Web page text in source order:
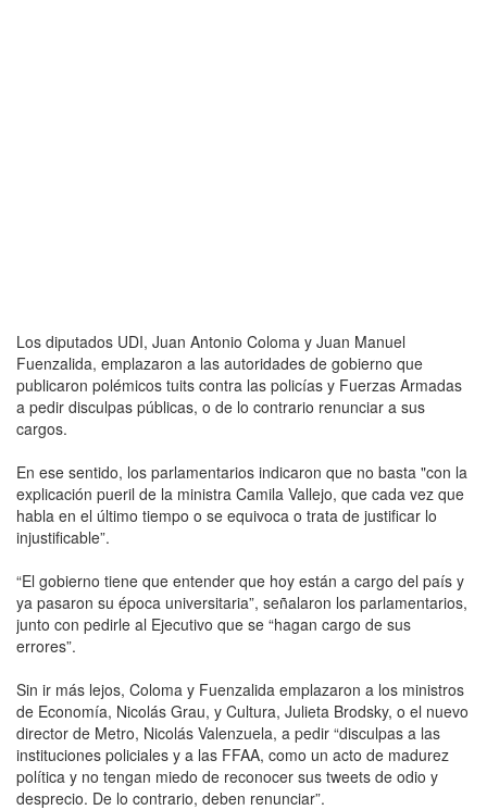
Los diputados UDI, Juan Antonio Coloma y Juan Manuel
Fuenzalida, emplazaron a las autoridades de gobierno que
publicaron polémicos tuits contra las policías y Fuerzas Armadas
a pedir disculpas públicas, o de lo contrario renunciar a sus
cargos.
En ese sentido, los parlamentarios indicaron que no basta "con la
explicación pueril de la ministra Camila Vallejo, que cada vez que
habla en el último tiempo o se equivoca o trata de justificar lo
injustificable”.
“El gobierno tiene que entender que hoy están a cargo del país y
ya pasaron su época universitaria”, señalaron los parlamentarios,
junto con pedirle al Ejecutivo que se “hagan cargo de sus
errores”.
Sin ir más lejos, Coloma y Fuenzalida emplazaron a los ministros
de Economía, Nicolás Grau, y Cultura, Julieta Brodsky, o el nuevo
director de Metro, Nicolás Valenzuela, a pedir “disculpas a las
instituciones policiales y a las FFAA, como un acto de madurez
política y no tengan miedo de reconocer sus tweets de odio y
desprecio. De lo contrario, deben renunciar”.